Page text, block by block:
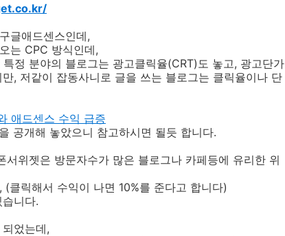
글애드센스인데,
는 CPC 방식인데,
정 분야의 블로그는 광고클릭율(CRT)도 놓고, 광고단가
, 저같이 잡동사니로 글을 쓰는 블로그는 클릭율이나 단
애드센스 수익 급증
공개해 놓았으니 참고하시면 될듯 합니다.
서위젯은 방문자수가 많은 블로그나 카페등에 유리한 위
클릭해서 수익이 나면 10%를 준다고 합니다)
니다.
었는데,